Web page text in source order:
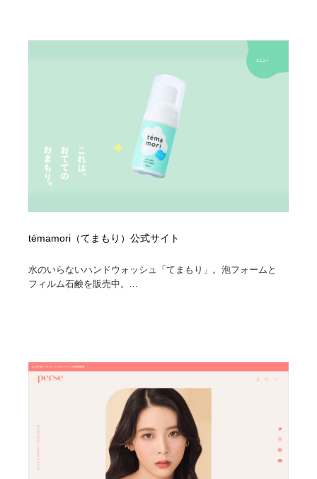
témamori（てまもり）公式サイト
水のいらないハンドウォッシュ「てまもり」。泡フォームと
フィルム石鹸を販売中。...